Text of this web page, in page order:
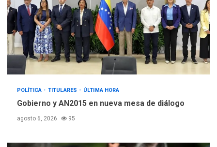
POLÍTICA TITULARES ÚLTIMA HORA
Gobierno y AN2015 en nueva mesa de diálogo
agosto 6, 2026 95